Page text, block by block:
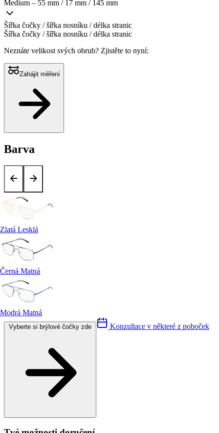
Medium – 55 mm / 17 mm / 145 mm
Šířka čočky / šířka nosníku / délka stranic
Šířka čočky / šířka nosníku / délka stranic
Neznáte velikost svých obrub? Zjistěte to nyní:
Zahájit měření
Barva
Zlatá Lesklá
Černá Matná
Modrá Matná
Konzultace v některé z poboček